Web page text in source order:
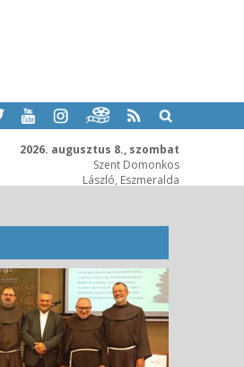
2026. augusztus 8., szombat
Szent Domonkos
László, Eszmeralda